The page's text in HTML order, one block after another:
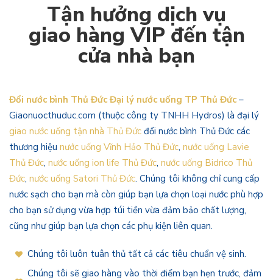
Tận hưởng dịch vụ
giao hàng VIP đến tận
cửa nhà bạn
Đổi nước bình Thủ Đức Đại lý nước uống TP Thủ Đức –
Giaonuocthuduc.com (thuộc công ty TNHH Hydros) là đại lý
giao nước uống tận nhà Thủ Đức đổi nước bình Thủ Đức các
thương hiệu nước uống Vĩnh Hảo Thủ Đức, nước uống Lavie
Thủ Đức, nước uống ion life Thủ Đức, nước uống Bidrico Thủ
Đức, nước uống Satori Thủ Đức. Chúng tôi không chỉ cung cấp
nước sạch cho bạn mà còn giúp bạn lựa chọn loại nước phù hợp
cho bạn sử dụng vừa hợp túi tiền vừa đảm bảo chất lượng,
cũng như giúp bạn lựa chọn các phụ kiện liên quan.
Chúng tôi luôn tuân thủ tất cả các tiêu chuẩn vệ sinh.
Chúng tôi sẽ giao hàng vào thời điểm bạn hẹn trước, đảm